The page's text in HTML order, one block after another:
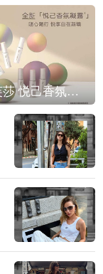
IPSA茵芙莎 悦己香氛凝露上市